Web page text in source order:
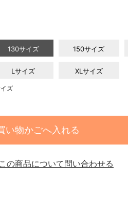
130サイズ 150サイズ
Lサイズ XLサイズ
ズ
い物かごへ入れる
この商品について問い合わせる